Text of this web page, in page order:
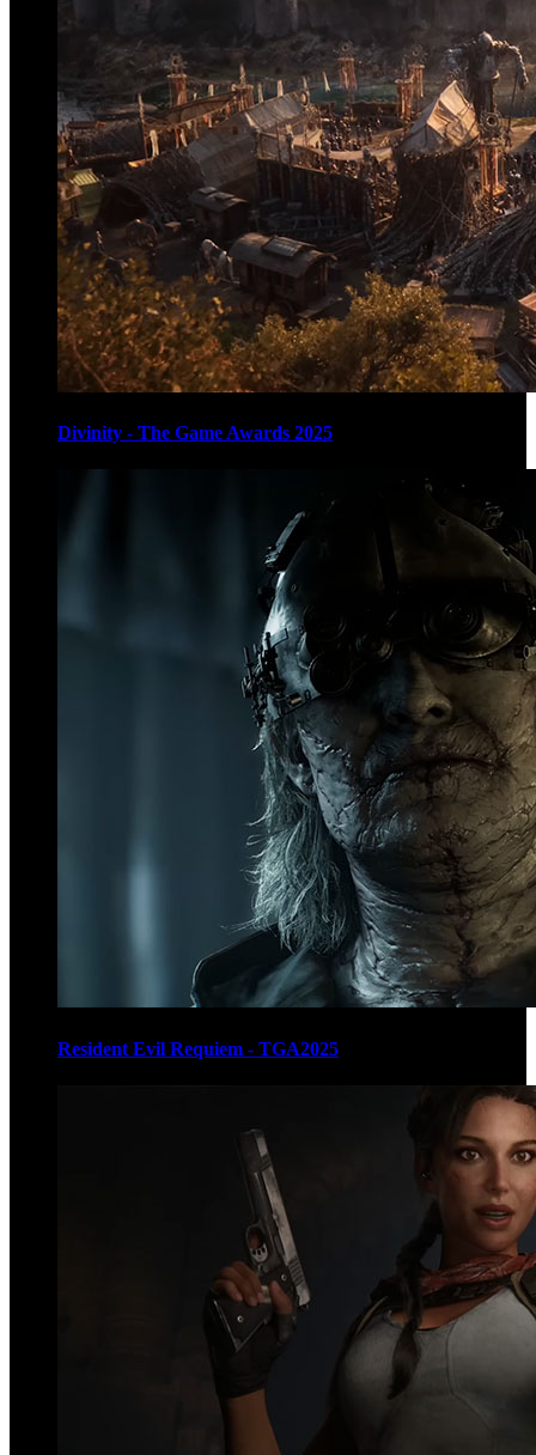
Divinity - The Game Awards 2025
Resident Evil Requiem - TGA2025